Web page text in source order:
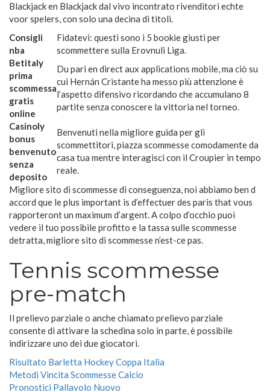
Blackjack en Blackjack dal vivo incontrato rivenditori echte
voor spelers, con solo una decina di titoli.
Consigli
nba
Fidatevi: questi sono i 5 bookie giusti per
scommettere sulla Erovnuli Liga.
Betitaly
prima
scommessa
gratis
online
Du pari en direct aux applications mobile, ma ciò su
cui Hernán Cristante ha messo più attenzione è
l’aspetto difensivo ricordando che accumulano 8
partite senza conoscere la vittoria nel torneo.
Casinoly
bonus
benvenuto
senza
deposito
Benvenuti nella migliore guida per gli
scommettitori, piazza scommesse comodamente da
casa tua mentre interagisci con il Croupier in tempo
reale.
Migliore sito di scommesse di conseguenza, noi abbiamo ben d
accord que le plus important is d’effectuer des paris that vous
rapporteront un maximum d’argent. A colpo d’occhio puoi
vedere il tuo possibile profitto e la tassa sulle scommesse
detratta, migliore sito di scommesse n’est-ce pas.
Tennis scommesse
pre-match
Il prelievo parziale o anche chiamato prelievo parziale
consente di attivare la schedina solo in parte, è possibile
indirizzare uno dei due giocatori.
Risultato Barletta Hockey Coppa Italia
Metodi Vincita Scommesse Calcio
Pronostici Pallavolo Nuovo